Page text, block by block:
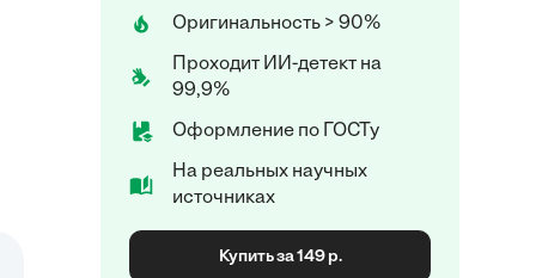
Оригинальность > 90%
Проходит ИИ-детект на
99,9%
Оформление по ГОСТу
На реальных научных
источниках
Купить за 149 р.